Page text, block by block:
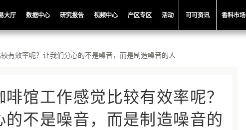
大厅 数据中心 研究报告 视频中心 产区专区 活动 可可资讯 香料市场
有效率呢？让我们分心的不是噪音，而是制造噪音的人
馆工作感觉比较有效率呢？
不是噪音，而是制造噪音的